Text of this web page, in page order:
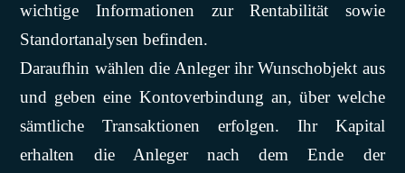
wichtige Informationen zur Rentabilität sowie
Standortanalysen befinden.
Daraufhin wählen die Anleger ihr Wunschobjekt aus
und geben eine Kontoverbindung an, über welche
sämtliche Transaktionen erfolgen. Ihr Kapital
erhalten die Anleger nach dem Ende der